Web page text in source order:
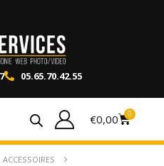
05.65.70.42.55
€0,00 0
ACCESSOIRES